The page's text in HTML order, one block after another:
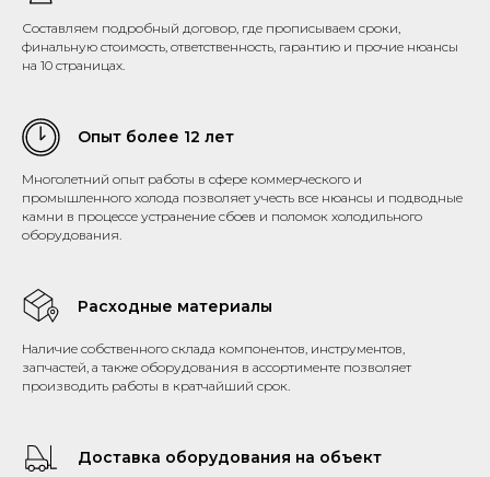
Составляем подробный договор, где прописываем сроки,
финальную стоимость, ответственность, гарантию и прочие нюансы
на 10 страницах.
Опыт более 12 лет
Многолетний опыт работы в сфере коммерческого и
промышленного холода позволяет учесть все нюансы и подводные
камни в процессе устранение сбоев и поломок холодильного
оборудования.
Расходные материалы
Наличие собственного склада компонентов, инструментов,
запчастей, а также оборудования в ассортименте позволяет
производить работы в кратчайший срок.
Доставка оборудования на объект